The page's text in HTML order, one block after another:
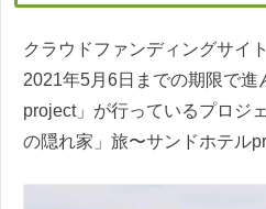
クラウドファンディングサイ
2021年5月6日までの期限で進
project」が行っているプロジ
の隠れ家」旅〜サンドホテル